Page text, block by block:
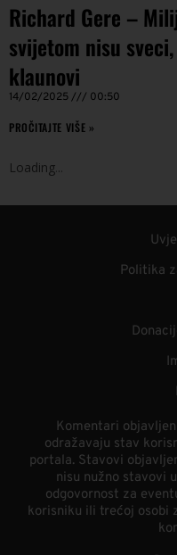
Richard Gere –
svijetom nisu
klaunovi
14/02/2025 00:50
PROČITAJTE VIŠE »
Loading ..
Politika
Komentari
odražavaju stav
portala. Stavovi
nisu nužno stavovi
odgovornost za
korisniku ili trećoj osobi